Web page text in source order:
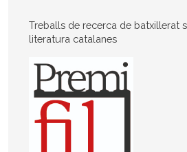
Treballs de recerca de batxillerat
literatura catalanes